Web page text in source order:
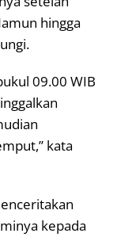
hingga
09.00 WIB
kata
kepada